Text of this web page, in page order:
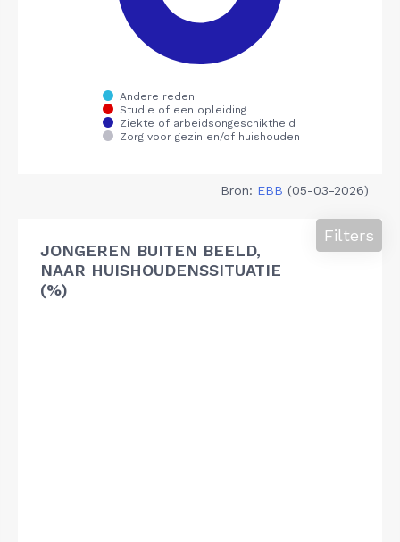
Bron: EBB (05-03-2026)
JONGEREN BUITEN BEELD,
NAAR HUISHOUDENSSITUATIE
(%)
Filters